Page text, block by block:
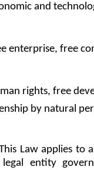
and
enterprise, free
rights, free
by natural
Law applies to
entity